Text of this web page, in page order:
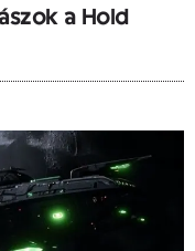
a Hold